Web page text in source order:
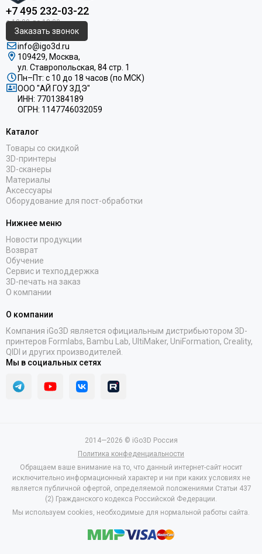
+7 495 232-03-22
Заказать звонок
info@igo3d.ru
109429, Москва,
ул. Ставропольская, 84 стр. 1
Пн–Пт: с 10 до 18 часов (по МСК)
ООО "АЙ ГОУ ЗДЭ"
ИНН: 7701384189
ОГРН: 1147746032059
Каталог
Товары со скидкой
3D-принтеры
3D-сканеры
Материалы
Аксессуары
Оборудование для пост-обработки
Нижнее меню
Новости продукции
Возврат
Обучение
Сервис и техподдержка
3D-печать на заказ
О компании
О компании
Компания iGo3D является официальным дистрибьютором 3D-
принтеров Formlabs, Bambu Lab, UltiMaker, UniFormation, Creality,
QIDI и других производителей.
Мы в социальных сетях
2014—2026 © iGo3D Россия
Политика конфеденциальности
Обращаем ваше внимание на то, что данный интернет-сайт носит
исключительно информационный характер и ни при каких условиях не
является публичной офертой, определяемой положениями Статьи 437
(2) Гражданского кодекса Российской Федерации.
Мы используем cookies, необходимые для нормальной работы сайта.